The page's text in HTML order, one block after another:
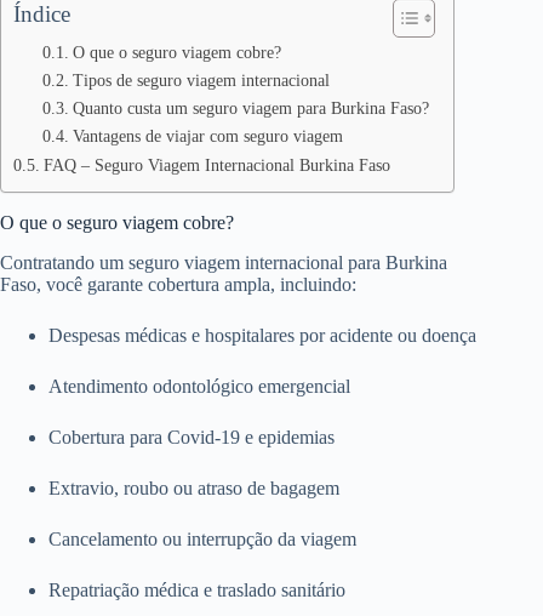
Índice
O que o seguro viagem cobre?
Tipos de seguro viagem internacional
Quanto custa um seguro viagem para Burkina Faso?
Vantagens de viajar com seguro viagem
FAQ – Seguro Viagem Internacional Burkina Faso
O que o seguro viagem cobre?
Contratando um seguro viagem internacional para Burkina
Faso, você garante cobertura ampla, incluindo:
Despesas médicas e hospitalares por acidente ou doença
Atendimento odontológico emergencial
Cobertura para Covid-19 e epidemias
Extravio, roubo ou atraso de bagagem
Cancelamento ou interrupção da viagem
Repatriação médica e traslado sanitário